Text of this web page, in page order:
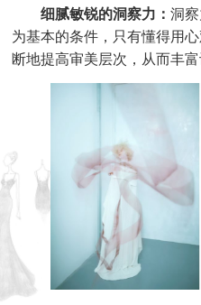
细腻敏锐的洞察力：洞
为基本的条件，只有懂得用
断地提高审美层次，从而丰富